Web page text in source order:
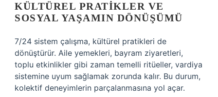
KÜLTÜREL PRATIKLER VE
SOSYAL YAŞAMIN DÖNÜŞÜMÜ
7/24 sistem çalışma, kültürel pratikleri de
dönüştürür. Aile yemekleri, bayram ziyaretleri,
toplu etkinlikler gibi zaman temelli ritüeller, vardiya
sistemine uyum sağlamak zorunda kalır. Bu durum,
kolektif deneyimlerin parçalanmasına yol açar.